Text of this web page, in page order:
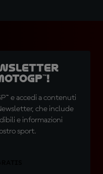
e accedi a contenuti
che include
e informazioni
sport.